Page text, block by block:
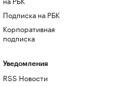
Подписка на РБК
Корпоративная
подписка
Уведомления
RSS Новости